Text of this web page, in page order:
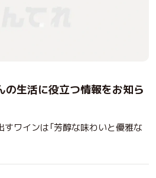
の生活に役立つ情報をお知ら
ワインは「芳醇な味わいと優雅な